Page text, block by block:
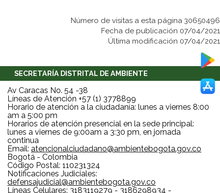
Número de visitas a esta página 30650496
Fecha de publicación 07/04/2021
Última modificación 07/04/2021
SECRETARÍA DISTRITAL DE AMBIENTE
Av Caracas No. 54 -38
Líneas de Atención +57 (1) 3778899
Horario de atención a la ciudadanía: lunes a viernes 8:00
am a 5:00 pm
Horarios de atención presencial en la sede principal:
lunes a viernes de 9:00am a 3:30 pm, en jornada
continua
Email: atencionalciudadano@ambientebogota.gov.co
Bogotá - Colombia
Código Postal: 110231324
Notificaciones Judiciales:
defensajudicial@ambientebogota.gov.co
Líneas Celulares: 3183119279 - 3186298934 -